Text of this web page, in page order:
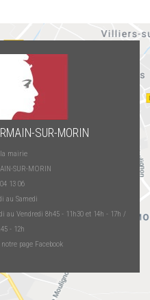
SUR-MORIN
mairie
SUR-MORIN
13 06
au Samedi
au Vendredi 8h45 - 11h30 et 14h - 17h /
- 12h
page Facebook